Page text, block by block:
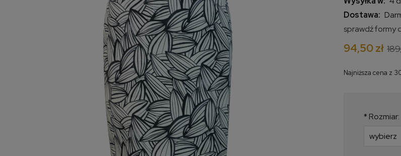
Dostawa:
kosztów płatności
sprawdź formy
94,50 zł
Najniższa cena z
* Rozmiar: